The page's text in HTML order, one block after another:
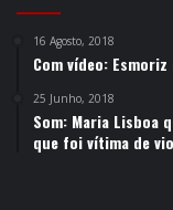
16 Agosto, 2018
Com vídeo:
25 Junho, 2018
Som: Maria Lisboa
que foi vítima de